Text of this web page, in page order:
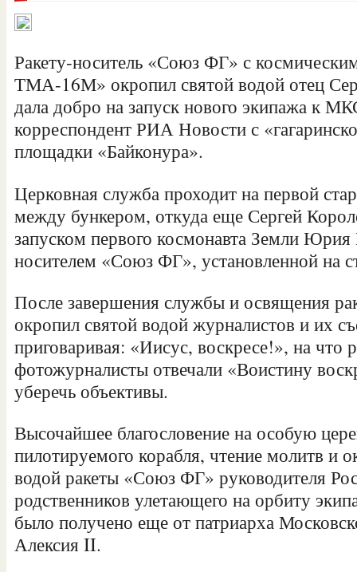
Ракету-носитель «Союз ФГ» с
ТМА-16М» окропил святой водой отец
дала добро на запуск нового экипажа к
корреспондент РИА Новости с
площадки «Байконура».
Церковная служба проходит напервой
между бункером, откуда еще Сергей
запуском первого космонавта Земли Юрия
носителем «Союз ФГ», установленной на
После завершения службы и освящения
окропил святой водой журналистов и их
приговаривая: «Иисус, воскресе!», на что
фотожурналисты отвечали «Воистину
уберечь объективы.
Высочайшее благословение на особую
пилотируемого корабля, чтение молитв и
водой ракеты «Союз ФГ» руководителя
родственников улетающего на орбиту
было получено еще от патриарха
Алексия II.